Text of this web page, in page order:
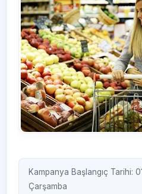
Kampanya Başlangıç Tarihi:
Çarşamba